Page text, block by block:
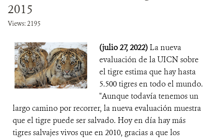
2015
Views: 2195
(julio 27, 2022)La nueva
evaluación de la UICN sobre
el tigre estima que hay hasta
5.500 tigres en todo el mundo.
"Aunque todavía tenemos un
largo camino por recorrer, la nueva evaluación muestra
que el tigre puede ser salvado. Hoy en día hay más
tigres salvajes vivos que en 2010, gracias a que los